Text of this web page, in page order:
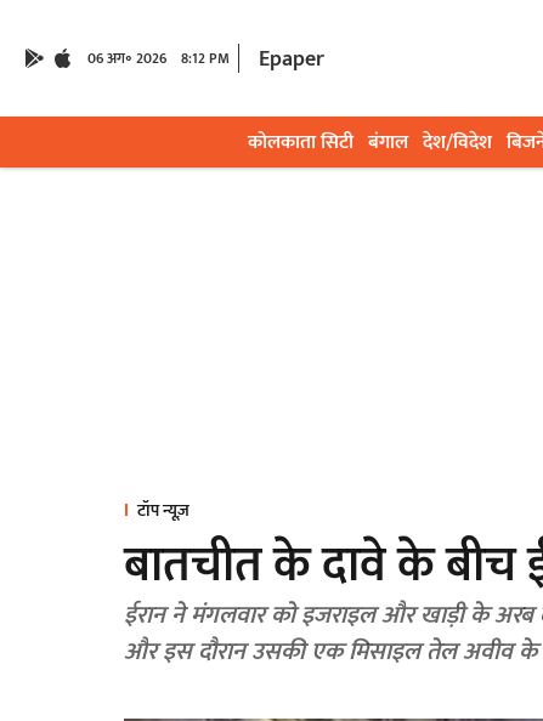
06 अग॰ 2026 8:12 PM Epaper
कोलकाता सिटी बंगाल देश/विदेश
टॉप न्यूज़
बातचीत के दावे के बीच
ईरान ने मंगलवार को इजराइल और खाड़ी के अरब
और इस दौरान उसकी एक मिसाइल तेल अवीव के